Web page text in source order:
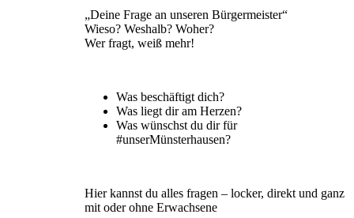
„Deine Frage an unseren Bürgermeister“
Wieso? Weshalb? Woher?
Wer fragt, weiß mehr!
Was beschäftigt dich?
Was liegt dir am Herzen?
Was wünschst du dir für
#unserMünsterhausen?
Hier kannst du alles fragen – locker, direkt und ganz
mit oder ohne Erwachsene